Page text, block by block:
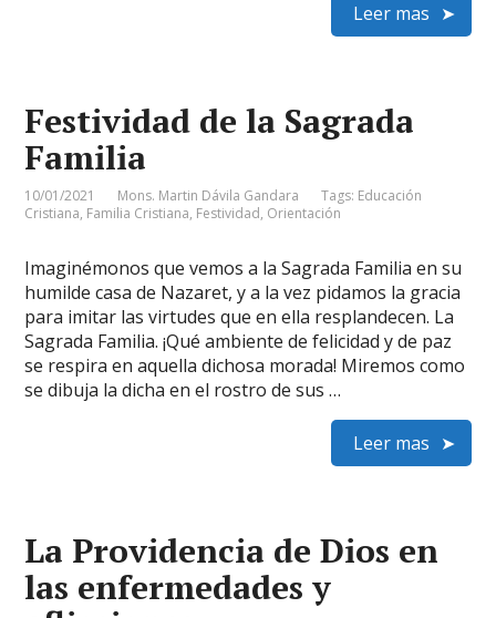
Leer mas
Festividad de la Sagrada
Familia
10/01/2021 Mons. Martin Dávila Gandara Tags: Educación
Cristiana, Familia Cristiana, Festividad, Orientación
Imaginémonos que vemos a la Sagrada Familia en su
humilde casa de Nazaret, y a la vez pidamos la gracia
para imitar las virtudes que en ella resplandecen. La
Sagrada Familia. ¡Qué ambiente de felicidad y de paz
se respira en aquella dichosa morada! Miremos como
se dibuja la dicha en el rostro de sus …
Leer mas
La Providencia de Dios en
las enfermedades y